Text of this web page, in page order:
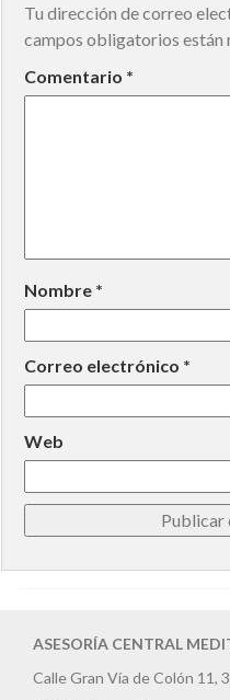
Tu dirección de correo
campos obligatorios están
Comentario *
Nombre *
Correo electrónico *
Web
ASESORÍA CENTRAL
Calle Gran Vía de Colón 11,